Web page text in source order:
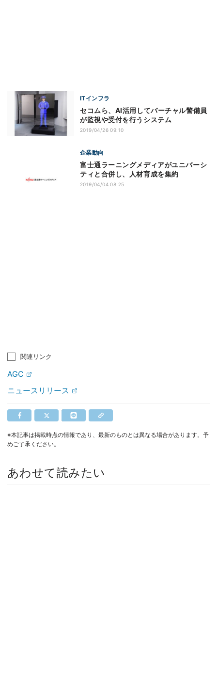
ITインフラ
セコムら、AI活用してバーチャル警備員
が監視や受付を行うシステム
2019/04/26 09:10
企業動向
富士通ラーニングメディアがユニバーシ
ティと合併し、人材育成を集約
2019/04/04 08:25
関連リンク
AGC
ニュースリリース
※本記事は掲載時点の情報であり、最新のものとは異なる場合があります。予
めご了承ください。
あわせて読みたい